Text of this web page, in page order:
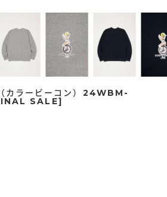
ラービーコン）24WBM-
SALE]